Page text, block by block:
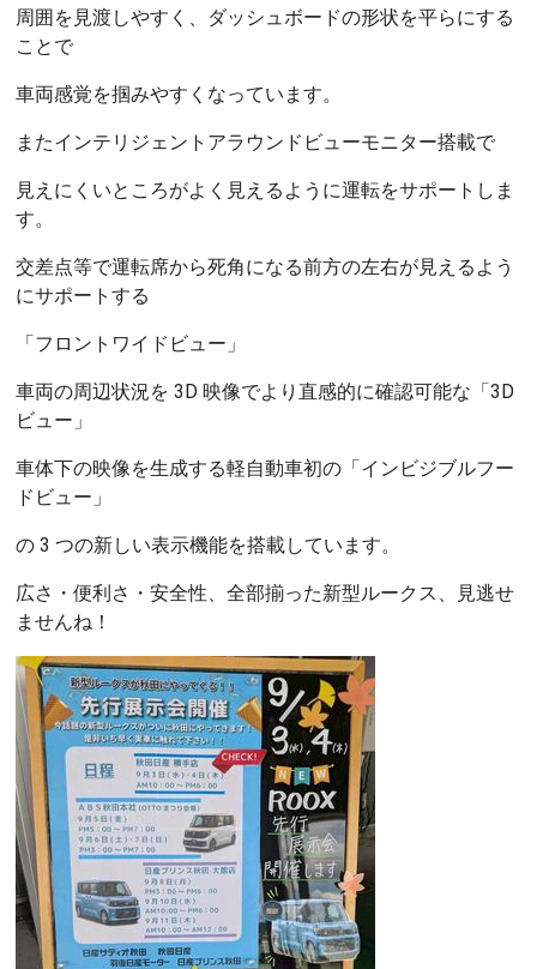
周囲を見渡しやすく、ダッシュボードの形状を平らにする
ことで
車両感覚を掴みやすくなっています。
またインテリジェントアラウンドビューモニター搭載で
見えにくいところがよく見えるように運転をサポートしま
す。
交差点等で運転席から死角になる前方の左右が見えるよう
にサポートする
「フロントワイドビュー」
車両の周辺状況を 3D 映像でより直感的に確認可能な「3D
ビュー」
車体下の映像を生成する軽自動車初の「インビジブルフー
ドビュー」
の 3 つの新しい表示機能を搭載しています。
広さ・便利さ・安全性、全部揃った新型ルークス、見逃せ
ませんね！